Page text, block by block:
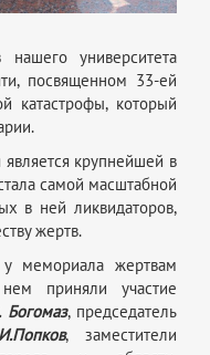
университета
посвященном 33-ей
катастрофы, который
крупнейшей в
самой масштабной
в ней ликвидаторов,
жертв.
мемориала жертвам
приняли участие
Богомаз, председатель
, заместители